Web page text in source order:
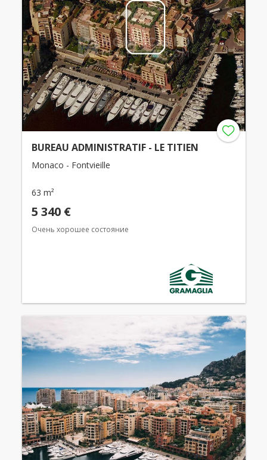
BUREAU ADMINISTRATIF - LE TITIEN
Monaco - Fontvieille
63 m²
5 340 €
Очень хорошее состояние